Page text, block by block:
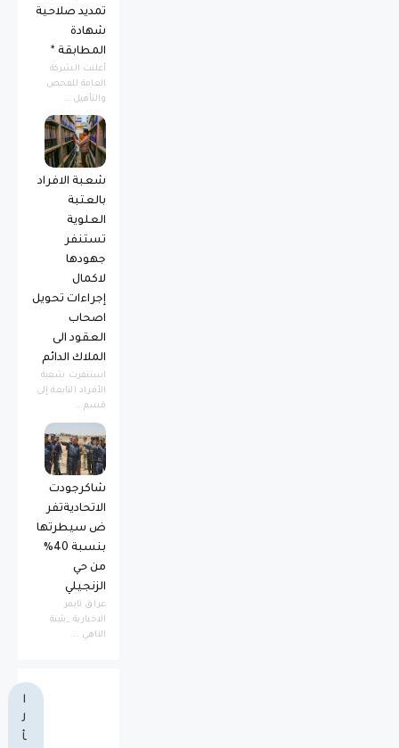
تمديد صلاحية
شهادة
المطابقة *
أعلنت الشركة
العامة للفحص
والتأهيل...
شعبة الافراد
بالعتبة
العلوية
تستنفر
جهودها
لاكمال
إجراءات تحويل
اصحاب
العقود الى
الملاك الدائم
استنفرت شعبة
الأفراد التابعة إلى
قسم...
شاكرجودت
الاتحاديةتفر
ض سيطرتها
بنسبة 40%
من حي
الزنجيلي
عراق تايمز
الاخبارية _بثينة
الناهي ...
ا
ل
أ